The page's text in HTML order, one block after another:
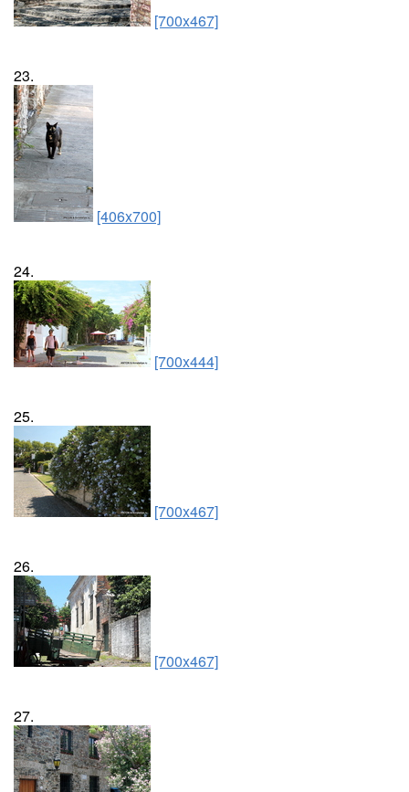
[700x467]
23.
[406x700]
24.
[700x444]
25.
[700x467]
26.
[700x467]
27.